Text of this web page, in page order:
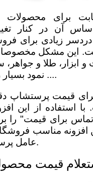
برای
آن در کنار
زیادی برای
این مشکل
ابزار، طلا و
... نمود بسیار زیادی پیدا می کند.
قیمت پرستشاپ
استفاده از این
"تماس برای قیمت" را
افزونه مناسب
عامل پرستاشاپ 1.6 است.